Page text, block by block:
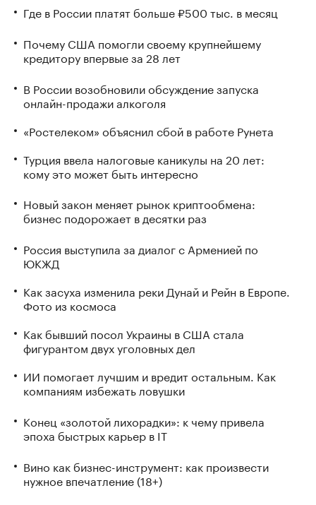
Где в России платят больше ₽500 тыс. в месяц
Почему США помогли своему крупнейшему
кредитору впервые за 28 лет
В России возобновили обсуждение запуска
онлайн-продажи алкоголя
«Ростелеком» объяснил сбой в работе Рунета
Турция ввела налоговые каникулы на 20 лет:
кому это может быть интересно
Новый закон меняет рынок криптообмена:
бизнес подорожает в десятки раз
Россия выступила за диалог с Арменией по
ЮКЖД
Как засуха изменила реки Дунай и Рейн в Европе.
Фото из космоса
Как бывший посол Украины в США стала
фигурантом двух уголовных дел
ИИ помогает лучшим и вредит остальным. Как
компаниям избежать ловушки
Конец «золотой лихорадки»: к чему привела
эпоха быстрых карьер в IT
Вино как бизнес-инструмент: как произвести
нужное впечатление (18+)